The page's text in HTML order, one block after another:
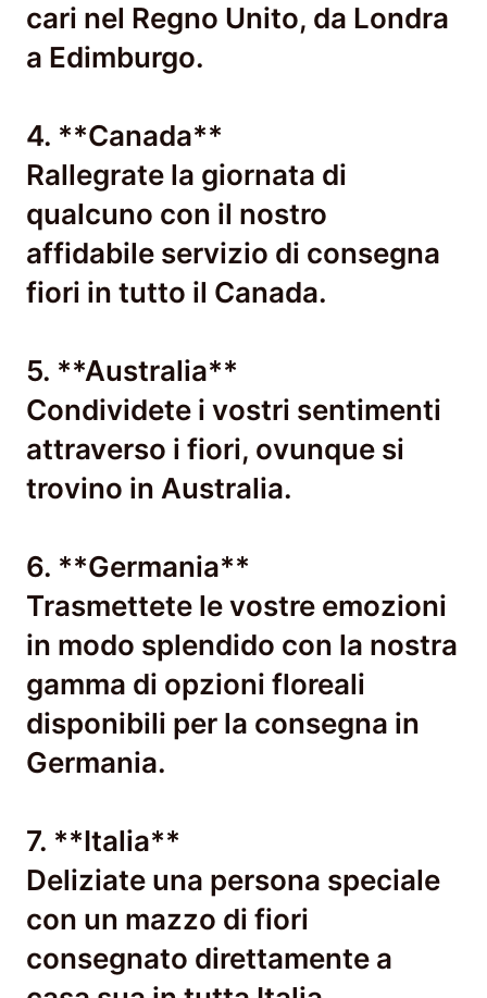
cari nel Regno Unito, da Londra
a Edimburgo.
4. **Canada**
Rallegrate la giornata di
qualcuno con il nostro
affidabile servizio di consegna
fiori in tutto il Canada.
5. **Australia**
Condividete i vostri sentimenti
attraverso i fiori, ovunque si
trovino in Australia.
6. **Germania**
Trasmettete le vostre emozioni
in modo splendido con la nostra
gamma di opzioni floreali
disponibili per la consegna in
Germania.
7. **Italia**
Deliziate una persona speciale
con un mazzo di fiori
consegnato direttamente a